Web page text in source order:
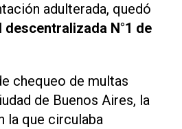
adulterada, quedó
descentralizada N°1 de
chequeo de multas
de Buenos Aires, la
la que circulaba